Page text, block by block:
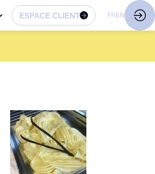
ESPACE CLIENT FR EN